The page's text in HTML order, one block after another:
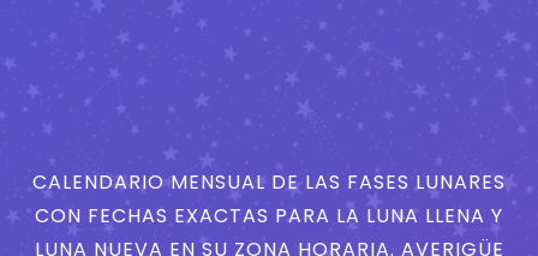
CALENDARIO MENSUAL DE LAS FASES LUNARES
CON FECHAS EXACTAS PARA LA LUNA LLENA Y
LUNA NUEVA EN SU ZONA HORARIA. AVERIGÜE